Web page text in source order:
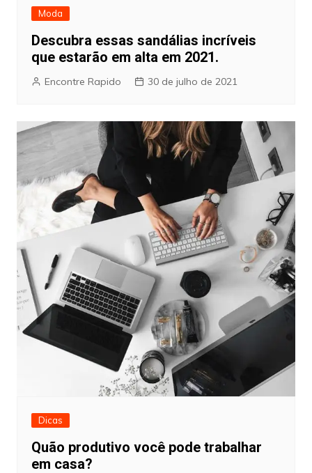
Moda
Descubra essas sandálias incríveis
que estarão em alta em 2021.
Encontre Rapido 30 de julho de 2021
Dicas
Quão produtivo você pode trabalhar
em casa?